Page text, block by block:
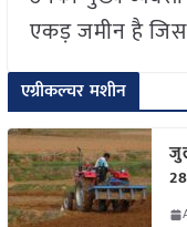
एकड़ जमीन है
एग्रीकल्चर मशीन